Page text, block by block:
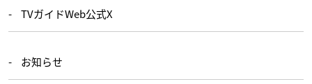
TVガイドWeb公式X
お知らせ